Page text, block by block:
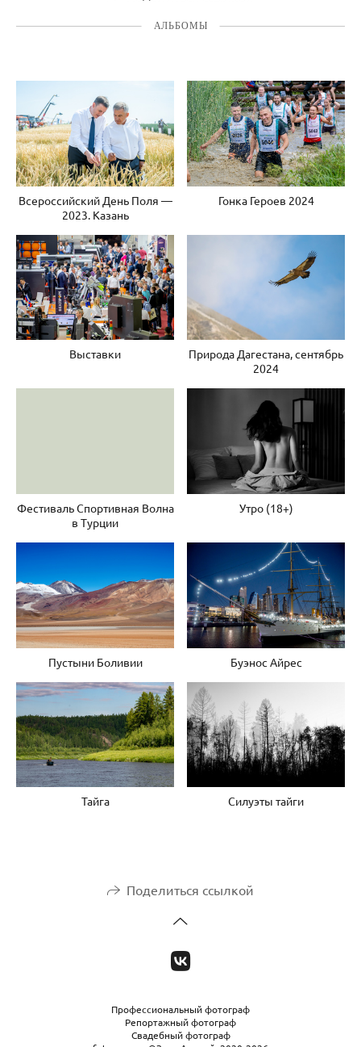
АЛЬБОМЫ
Всероссийский День Поля —
2023. Казань
Гонка Героев 2024
Выставки
Природа Дагестана, сентябрь
2024
Фестиваль Спортивная Волна
в Турции
Утро (18+)
Пустыни Боливии Буэнос Айрес
Тайга Силуэты тайги
Поделиться ссылкой
Профессиональный фотограф
Репортажный фотограф
Свадебный фотограф